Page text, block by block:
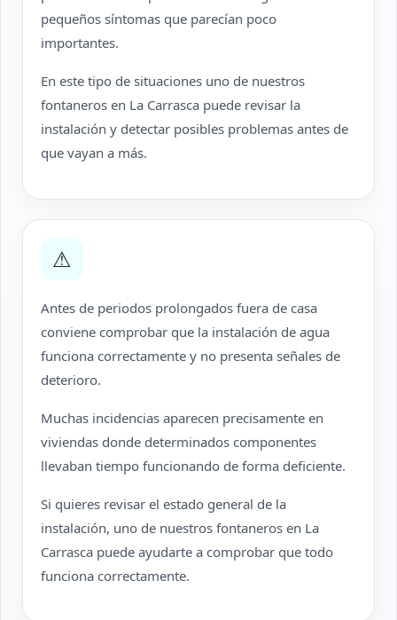
pequeños síntomas que parecían poco
importantes.
En este tipo de situaciones uno de nuestros
fontaneros en La Carrasca puede revisar la
instalación y detectar posibles problemas antes de
que vayan a más.
⚠
Antes de periodos prolongados fuera de casa
conviene comprobar que la instalación de agua
funciona correctamente y no presenta señales de
deterioro.
Muchas incidencias aparecen precisamente en
viviendas donde determinados componentes
llevaban tiempo funcionando de forma deficiente.
Si quieres revisar el estado general de la
instalación, uno de nuestros fontaneros en La
Carrasca puede ayudarte a comprobar que todo
funciona correctamente.